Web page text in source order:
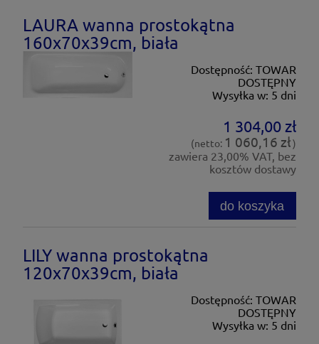
LAURA wanna prostokątna
160x70x39cm, biała
Dostępność: TOWAR
DOSTĘPNY
Wysyłka w: 5 dni
1 304,00 zł
(netto: 1 060,16 zł)
zawiera 23,00% VAT, bez
kosztów dostawy
do koszyka
LILY wanna prostokątna
120x70x39cm, biała
Dostępność: TOWAR
DOSTĘPNY
Wysyłka w: 5 dni